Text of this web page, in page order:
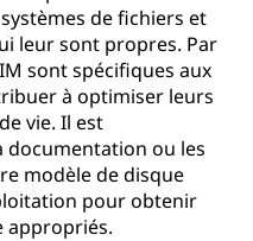
de fichiers et
leur sont propres. Par
sont spécifiques aux
à optimiser leurs
vie. Il est
documentation ou les
modèle de disque
pour obtenir
appropriés.